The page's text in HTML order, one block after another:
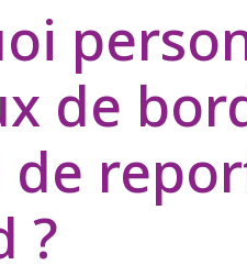
de
?